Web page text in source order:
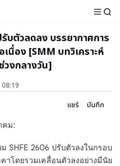
บตัวลดลง บรรยากาศการ
อง [SMM บทวิเคราะห์
วงกลางวัน]
แชร์
บันทึก
คม:
SHFE 2606 ปรับตัวลงในกรอบ
ดยรวมเคลื่อนตัวลงอย่างมีนัย